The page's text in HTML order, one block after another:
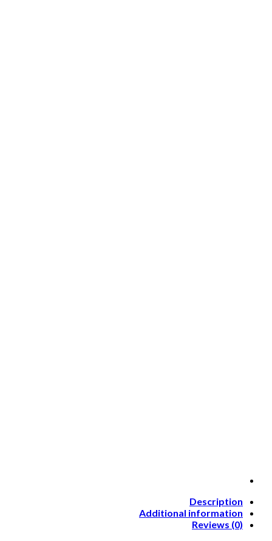
Description
Additional information
Reviews (0)